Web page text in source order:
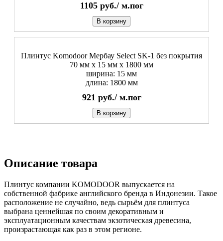
1105 руб./ м.пог
В корзину
Плинтус Komodoor Мербау Select SK-1 без покрытия
70 мм х 15 мм х 1800 мм
ширина: 15 мм
длина: 1800 мм
921 руб./ м.пог
В корзину
Описание товара
Плинтус компании KOMODOOR выпускается на
собственной фабрике английского бренда в Индонезии. Такое
расположение не случайно, ведь сырьём для плинтуса
выбрана ценнейшая по своим декоративным и
эксплуатационным качествам экзотическая древесина,
произрастающая как раз в этом регионе.